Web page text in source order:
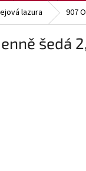
lazura 907
šedá